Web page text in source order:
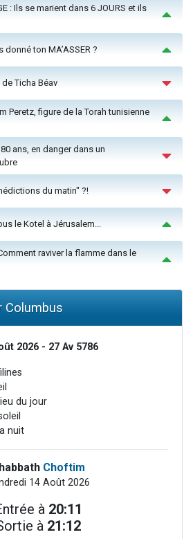
: Ils se marient dans 6 JOURS et ils
ton MA’ASSER ?
Ticha Béav
Peretz, figure de la Torah tunisienne
80 ans, en danger dans un
du matin" ?!
le Kotel à Jérusalem...
raviver la flamme dans le
Columbus
2026 - 27 Av 5786
du jour
nuit
Choftim
14 Août 2026
à 20:11
à 21:12